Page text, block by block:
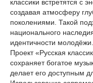
классики встретятся с
создавая атмосферу
поколениями. Такой
национального
идентичности молодёжи.
Проект «Русская
сохраняет богатое
делает его доступным